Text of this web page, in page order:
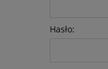
Hasło: